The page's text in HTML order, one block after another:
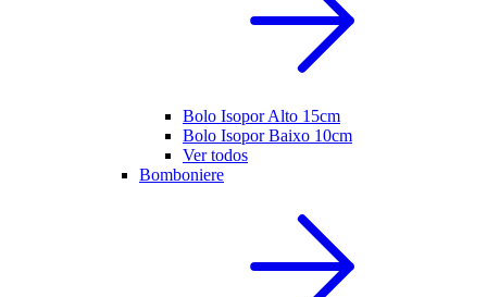
Bolo Isopor Alto 15cm
Bolo Isopor Baixo 10cm
Ver todos
Bomboniere